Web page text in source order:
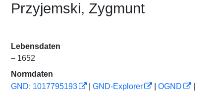
Przyjemski, Zygmunt
Lebensdaten
– 1652
Normdaten
GND: 1017795193
GND-Explorer OGND